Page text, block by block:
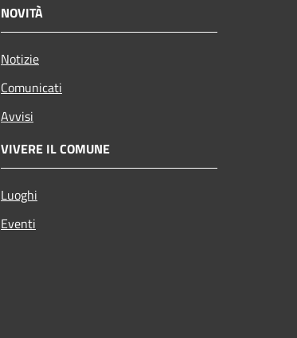
NOVITÀ
Notizie
Comunicati
Avvisi
VIVERE IL COMUNE
Luoghi
Eventi